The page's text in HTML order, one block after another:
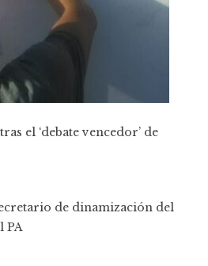
el ‘debate vencedor’ de
de dinamización del
PA